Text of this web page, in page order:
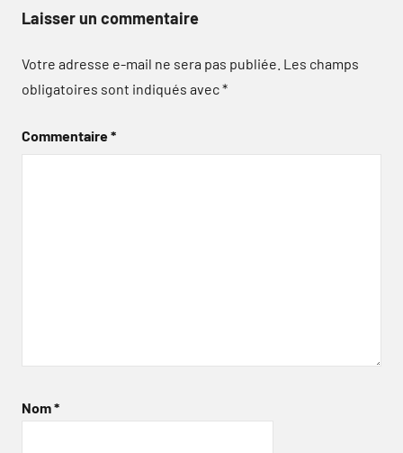
Laisser un commentaire
Votre adresse e-mail ne sera pas publiée. Les champs
obligatoires sont indiqués avec*
Commentaire*
Nom*